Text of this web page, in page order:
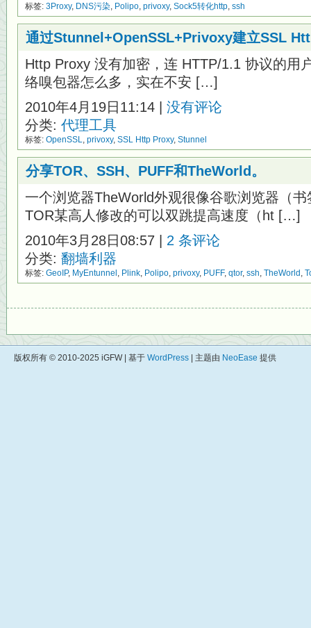
标签: 3Proxy, DNS污染, Polipo, privoxy, Sock5转化http, ssh
通过Stunnel+OpenSSL+Privoxy建立SSL
Http Proxy 没有加密，连 HTTP/1.1 协议的用
络嗅包器怎么多，实在不安 […]
2010年4月19日11:14 | 没有评论
分类: 代理工具
标签: OpenSSL, privoxy, SSL Http Proxy, Stunnel
分享TOR、SSH、PUFF和TheWorld。
一个浏览器TheWorld外观很像谷歌浏览器（
TOR某高人修改的可以双跳提高速度（ht […]
2010年3月28日08:57 | 2 条评论
分类: 翻墙利器
标签: GeoIP, MyEntunnel , Plink, Polipo, privoxy, PUFF, qtor, ssh, TheWorld ,
版权所有 © 2010-2025 iGFW | 基于 WordPress | 主题由 NeoEase 提供